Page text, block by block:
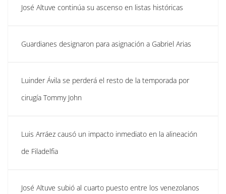
José Altuve continúa su ascenso en listas históricas
Guardianes designaron para asignación a Gabriel Arias
Luinder Ávila se perderá el resto de la temporada por
cirugía Tommy John
Luis Arráez causó un impacto inmediato en la alineación
de Filadelfia
José Altuve subió al cuarto puesto entre los venezolanos